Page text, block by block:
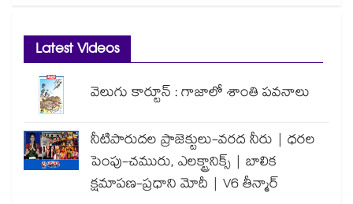
Latest Videos
వెలుగు కార్టూన్ : గాజాలో శాంతి పవనాలు
నీటిపారుదల ప్రాజెక్టులు-వరద నీరు | ధరల
పెంపు-చమురు, ఎలక్ట్రానిక్స్ | బాలిక
క్షమాపణ-ప్రధాని మోదీ | V6 తీన్మార్